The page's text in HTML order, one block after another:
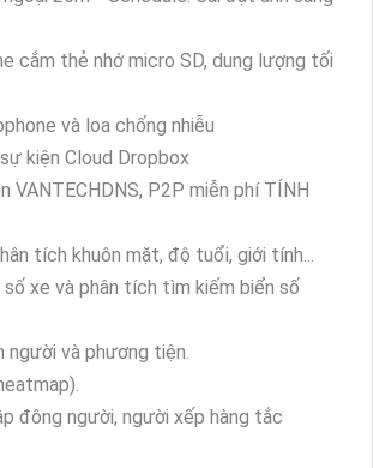
cắm thẻ nhớ micro SD, dung lượng tối
và loa chống nhiễu
kiện Cloud Dropbox
VANTECHDNS, P2P miễn phí TÍNH
tích khuôn mặt, độ tuổi, giới tính...
số xe và phân tích tìm kiếm biển số
người và phương tiện.
đông người, người xếp hàng tắc